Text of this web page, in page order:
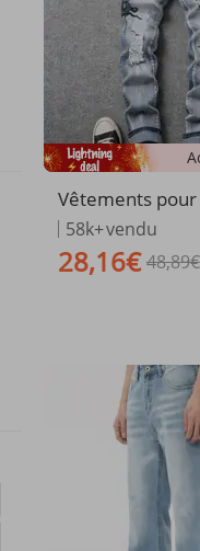
Vêtements
Jeans grande
mmes en
ons pour
taille Pantalons
oits pour gros
ns à taille
58k+vendu
28,16€ 48,89€